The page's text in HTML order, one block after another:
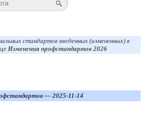
стандартов введенных (измененных) в
Изменения профстандартов 2026
— 2025-11-14